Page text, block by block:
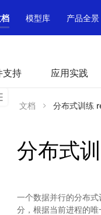
模型库 产品全景
支持 应用实践
文档 分布式训练
分布式
一个数据并行的分布
分，根据当前进程的